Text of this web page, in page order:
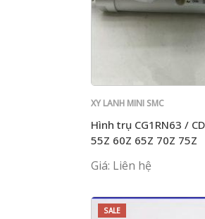
XY LANH MINI SMC
Hình trụ CG1RN63 / CDG1RN63-45Z 50Z
55Z 60Z 65Z 70Z 75Z
Giá: Liên hệ
SALE